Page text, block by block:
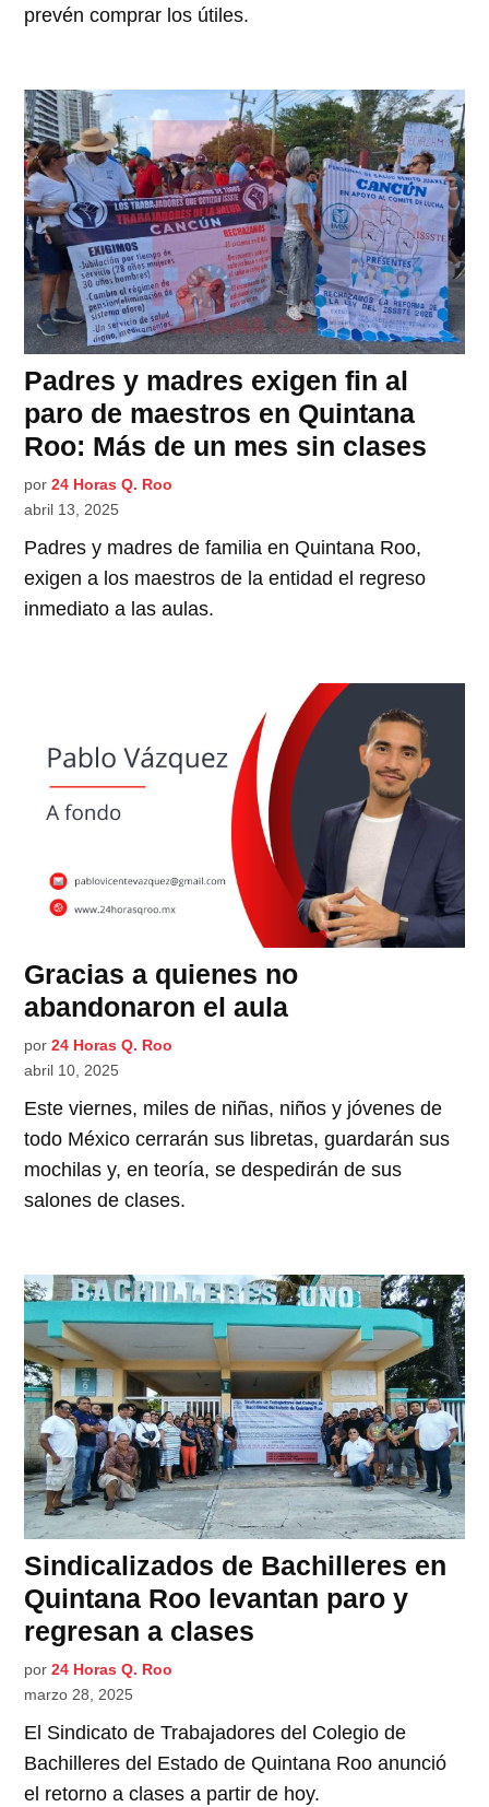
prevén comprar los útiles.
Padres y madres exigen fin al
paro de maestros en Quintana
Roo: Más de un mes sin clases
por 24 Horas Q. Roo
abril 13, 2025
Padres y madres de familia en Quintana Roo,
exigen a los maestros de la entidad el regreso
inmediato a las aulas.
Gracias a quienes no
abandonaron el aula
por 24 Horas Q. Roo
abril 10, 2025
Este viernes, miles de niñas, niños y jóvenes de
todo México cerrarán sus libretas, guardarán sus
mochilas y, en teoría, se despedirán de sus
salones de clases.
Sindicalizados de Bachilleres en
Quintana Roo levantan paro y
regresan a clases
por 24 Horas Q. Roo
marzo 28, 2025
El Sindicato de Trabajadores del Colegio de
Bachilleres del Estado de Quintana Roo anunció
el retorno a clases a partir de hoy.